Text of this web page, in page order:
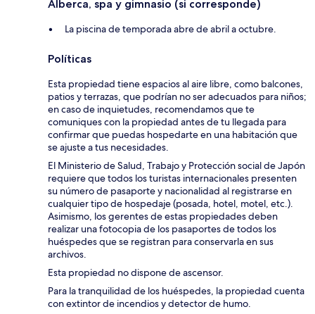
Alberca, spa y gimnasio (si corresponde)
La piscina de temporada abre de abril a octubre.
Políticas
Esta propiedad tiene espacios al aire libre, como balcones,
patios y terrazas, que podrían no ser adecuados para niños;
en caso de inquietudes, recomendamos que te
comuniques con la propiedad antes de tu llegada para
confirmar que puedas hospedarte en una habitación que
se ajuste a tus necesidades.
El Ministerio de Salud, Trabajo y Protección social de Japón
requiere que todos los turistas internacionales presenten
su número de pasaporte y nacionalidad al registrarse en
cualquier tipo de hospedaje (posada, hotel, motel, etc.).
Asimismo, los gerentes de estas propiedades deben
realizar una fotocopia de los pasaportes de todos los
huéspedes que se registran para conservarla en sus
archivos.
Esta propiedad no dispone de ascensor.
Para la tranquilidad de los huéspedes, la propiedad cuenta
con extintor de incendios y detector de humo.